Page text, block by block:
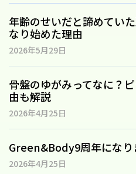
年齢のせいだと諦めてい
なり始めた理由
2026年5月29日
骨盤のゆがみってなに？
由も解説
2026年4月25日
Green&Body9周年になり
2026年4月25日